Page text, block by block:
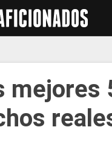
mejores